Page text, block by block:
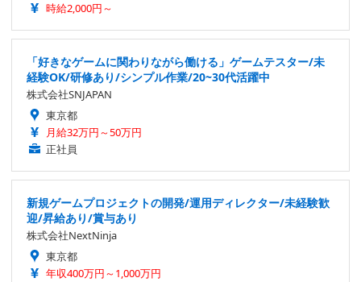
時給2,000円～
「好きなゲームに関わりながら働ける」ゲームテスター/未
経験OK/研修あり/シンプル作業/20~30代活躍中
株式会社SNJAPAN
東京都
月給32万円～50万円
正社員
新規ゲームプロジェクトの開発/運用ディレクター/未経験歓
迎/昇給あり/賞与あり
株式会社NextNinja
東京都
年収400万円～1,000万円